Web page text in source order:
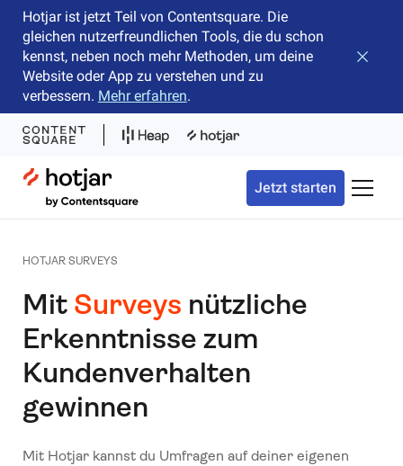
Hotjar ist jetzt Teil von Contentsquare. Die
gleichen nutzerfreundlichen Tools, die du schon
kennst, neben noch mehr Methoden, um deine
Website oder App zu verstehen und zu
verbessern. Mehr erfahren.
Hotjar Logo
Jetzt starten
HOTJAR SURVEYS
Mit Surveys nützliche
Erkenntnisse zum
Kundenverhalten
gewinnen
Mit Hotjar kannst du Umfragen auf deiner eigenen